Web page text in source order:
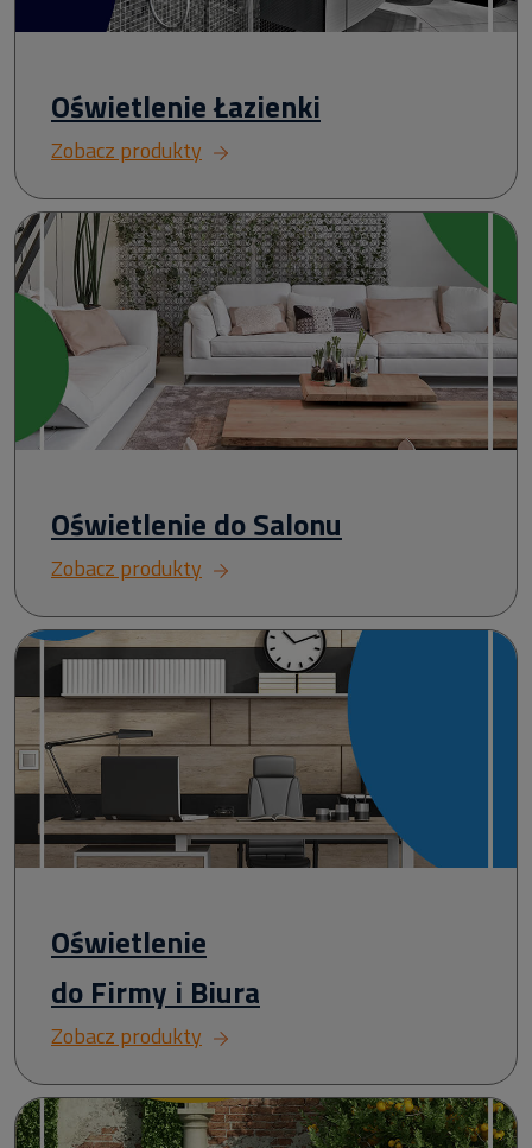
Oświetlenie Łazienki
Zobacz produkty
Oświetlenie do Salonu
Zobacz produkty
Oświetlenie
do Firmy i Biura
Zobacz produkty